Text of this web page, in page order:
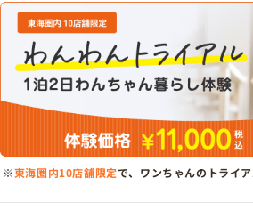
※東海圏内10店舗限定で、ワンちゃんのトライ